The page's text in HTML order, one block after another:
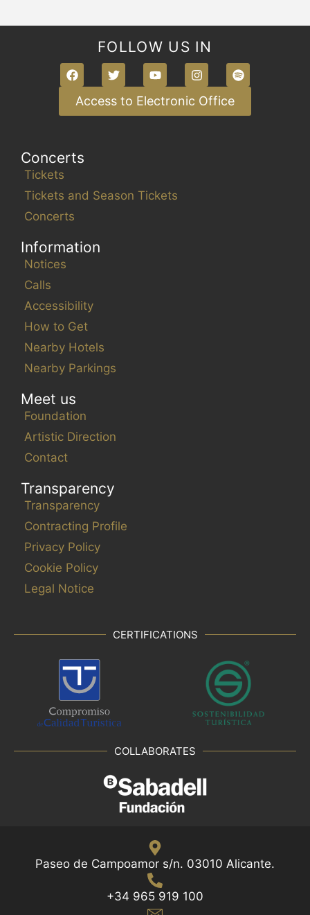
FOLLOW US IN
Access to Electronic Office
Concerts
Tickets
Tickets and Season Tickets
Concerts
Information
Notices
Calls
Accessibility
How to Get
Nearby Hotels
Nearby Parkings
Meet us
Foundation
Artistic Direction
Contact
Transparency
Transparency
Contracting Profile
Privacy Policy
Cookie Policy
Legal Notice
CERTIFICATIONS
COLLABORATES
Paseo de Campoamor s/n. 03010 Alicante.
+34 965 919 100